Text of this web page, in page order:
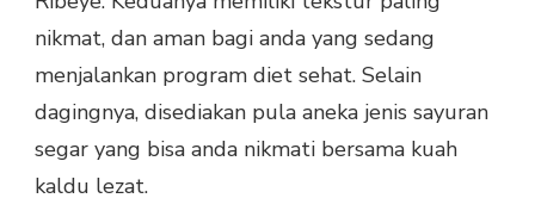
nikmat, dan aman bagi anda yang sedang
menjalankan program diet sehat. Selain
dagingnya, disediakan pula aneka jenis sayuran
segar yang bisa anda nikmati bersama kuah
kaldu lezat.